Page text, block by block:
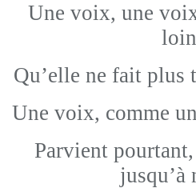
Une voix, une
loin
Qu’elle ne fait plus
Une voix, comme
Parvient
jusqu’à